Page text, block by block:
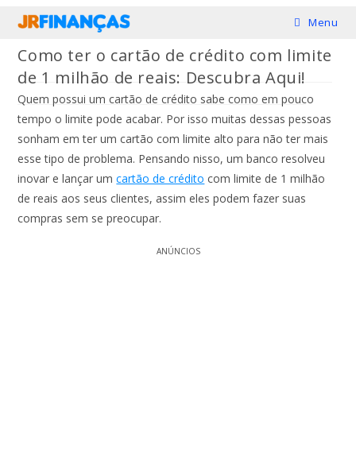
conteúdo
Menu
Como ter o cartão de crédito com limite
de 1 milhão de reais: Descubra Aqui!
Quem possui um cartão de crédito sabe como em pouco
tempo o limite pode acabar. Por isso muitas dessas pessoas
sonham em ter um cartão com limite alto para não ter mais
esse tipo de problema. Pensando nisso, um banco resolveu
inovar e lançar umcartão de crédito com limite de 1 milhão
de reais aos seus clientes, assim eles podem fazer suas
compras sem se preocupar.
ANÚNCIOS